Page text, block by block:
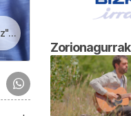
Zorionagurrak